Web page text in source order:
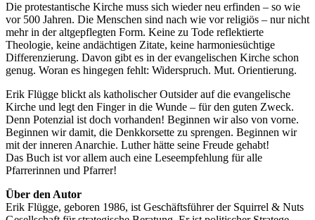
Die protestantische Kirche muss sich wieder neu erfinden – so wie
vor 500 Jahren. Die Menschen sind nach wie vor religiös – nur nicht
mehr in der altgepflegten Form. Keine zu Tode reflektierte
Theologie, keine andächtigen Zitate, keine harmoniesüchtige
Differenzierung. Davon gibt es in der evangelischen Kirche schon
genug. Woran es hingegen fehlt: Widerspruch. Mut. Orientierung.
Erik Flügge blickt als katholischer Outsider auf die evangelische
Kirche und legt den Finger in die Wunde – für den guten Zweck.
Denn Potenzial ist doch vorhanden! Beginnen wir also von vorne.
Beginnen wir damit, die Denkkorsette zu sprengen. Beginnen wir
mit der inneren Anarchie. Luther hätte seine Freude gehabt!
Das Buch ist vor allem auch eine Leseempfehlung für alle
Pfarrerinnen und Pfarrer!
Über den Autor
Erik Flügge, geboren 1986, ist Geschäftsführer der Squirrel & Nuts